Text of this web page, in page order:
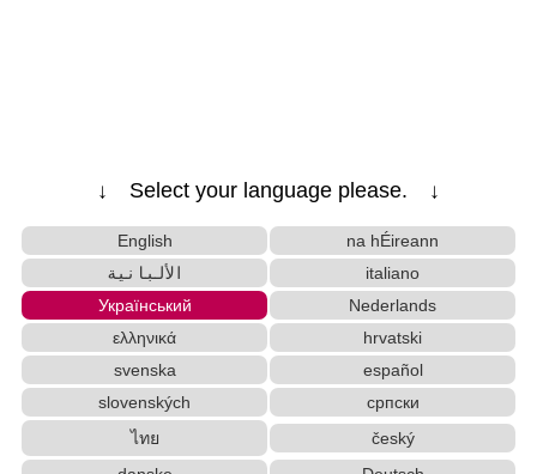
↓ Select your language please. ↓
English
na hÉireann
الألبانية
italiano
Український
Nederlands
ελληνικά
hrvatski
svenska
español
slovenských
српски
ไทย
český